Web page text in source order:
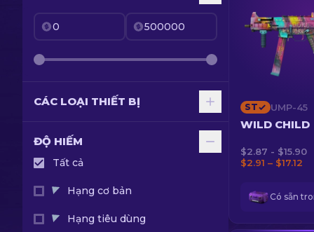
CÁC LOẠI THIẾT BỊ
Dao
Bayonet
Dao Bowie
Súng lục
CZ75-Auto
Súng tiểu liên
ĐỘ HIẾM
Tất cả
Hạng cơ bản
Hạng tiêu dùng
ST UMP-45
WILD CHILD
$2.87 - $15.90
$2.91 – $17.12
Có sẵn